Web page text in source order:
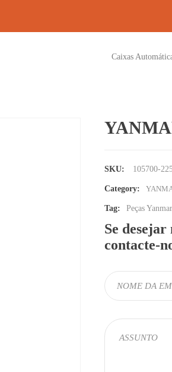
Caixas
SKU: 105700-
Category:
Tag: Peças Yanmar
Se
contacte-